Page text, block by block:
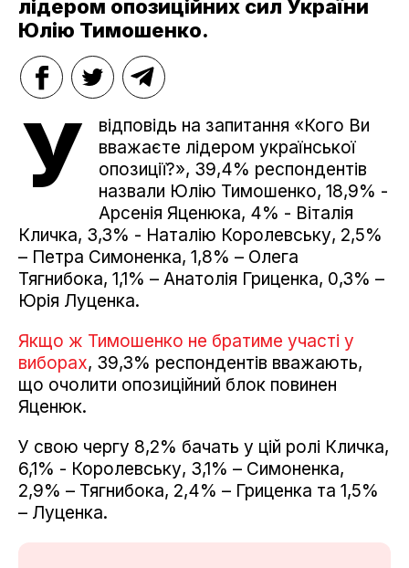
лідером опозиційних сил України
Юлію Тимошенко.
У
відповідь на запитання «Кого Ви
вважаєте лідером української
опозиції?», 39,4% респондентів
назвали Юлію Тимошенко, 18,9% -
Арсенія Яценюка, 4% - Віталія
Кличка, 3,3% - Наталію Королевську, 2,5%
– Петра Симоненка, 1,8% – Олега
Тягнибока, 1,1% – Анатолія Гриценка, 0,3% –
Юрія Луценка.
Якщо ж Тимошенко не братиме участі у
виборах, 39,3% респондентів вважають,
що очолити опозиційний блок повинен
Яценюк.
У свою чергу 8,2% бачать у цій ролі Кличка,
6,1% - Королевську, 3,1% – Симоненка,
2,9% – Тягнибока, 2,4% – Гриценка та 1,5%
– Луценка.